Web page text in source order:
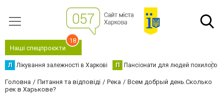
Наші спецпроєкти
18
Л Лікування залежності в Харкові П Пансіонати для людей похилого
Головна Питання та відповіді Река
Всем добрый день.Сколько
рек в Харькове?